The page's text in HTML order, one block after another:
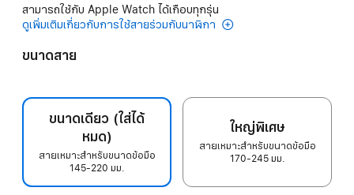
สามารถใช้กับ Apple Watch ได้เกือบทุกรุ่น
ดูเพิ่มเติมเกี่ยวกับการใช้สายร่วมกับนาฬิกา
ขนาดสาย
ขนาดเดียว (ใส่ได้
หมด)
สายเหมาะสำหรับขนาดข้อมือ
145-220 มม.
ใหญ่พิเศษ
สายเหมาะสำหรับขนาดข้อมือ
170-245 มม.